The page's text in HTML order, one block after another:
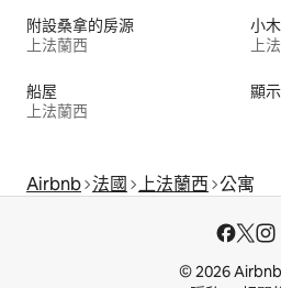
附設桑拿的房源
上法蘭西
小
上
船屋
上法蘭西
顯
Airbnb 法國 上法蘭西 公寓
© 2026